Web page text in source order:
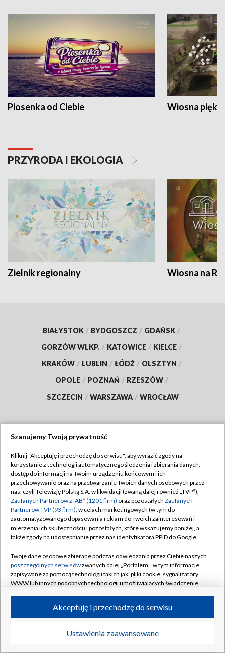
Piosenka od Ciebie Wiosna
PRZYRODA I EKOLOGIA
Zielnik regionalny Wiosna na
BIAŁYSTOK / BYDGOSZCZ / GDAŃSK /
GORZÓW WLKP. / KATOWICE / KIELCE /
KRAKÓW / LUBLIN / ŁÓDŹ / OLSZTYN /
OPOLE / POZNAŃ / RZESZÓW /
SZCZECIN / WARSZAWA / WROCŁAW
TVP
Abonament TVP
Emisja w TVP
Centrum informacji TVP
Naziemna Telewizja Cyfrowa
Rada Programowa
System NOS
Informacje o nadawcy
Program dla prasy
Ogłoszenie przetargowe
Regulamin TVP
Polityka prywatności
Moje zgody
Pomoc
Kontakt
Kanały
©2026 Telewizja Polska S.A. w likwidacji
Szanujemy Twoją prywatność
Kliknij "Akceptuję i przechodzę do serwisu", aby wyrazić zgody na
korzystanie z technologii automatycznego śledzenia i zbierania danych,
dostęp do informacji na Twoim urządzeniu końcowym i ich
przechowywanie oraz na przetwarzanie Twoich danych osobowych przez
nas, czyli Telewizję Polską S.A. w likwidacji (zwaną dalej również „TVP”),
Zaufanych Partnerów z IAB* (1201 firm) oraz pozostałych Zaufanych
Partnerów TVP (93 firm), w celach marketingowych (w tym do
zautomatyzowanego dopasowania reklam do Twoich zainteresowań i
mierzenia ich skuteczności) i pozostałych, które wskazujemy poniżej, a
także zgody na udostępnianie przez nas identyfikatora PPID do Google.
Twoje dane osobowe zbierane podczas odwiedzania przez Ciebie naszych
poszczególnych serwisówzwanych dalej „Portalem”, w tym informacje
zapisywane za pomocą technologii takich jak: pliki cookie, sygnalizatory
WWW lub innych podobnych technologii umożliwiających świadczenie
ruchu w Internecie.
Twoje dane osobowe zbierane podczas odwiedzania przez Ciebie
poszczególnych serwisówna Portalu, takie jak adresy IP, identyfikatory
Ustawienia zaawansowane
Akceptuję i przechodzę do serwisu